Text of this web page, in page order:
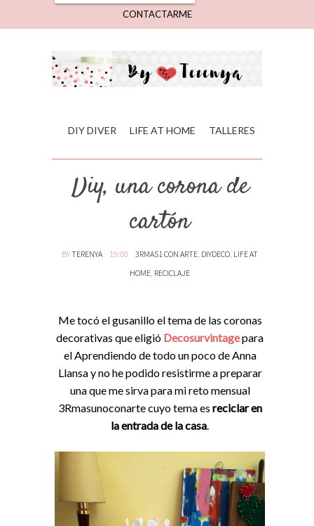
CONTACTARME
DIY DIVER LIFE AT HOME TALLERES
Diy, una corona de
cartón
BYTERENYA 19:00 3RMAS1 CON ARTE, DIYDECO, LIFE AT
HOME, RECICLAJE
Me tocó el gusanillo el tema de las coronas
decorativas que eligió Decosurvintagepara
el Aprendiendo de todo un poco de Anna
Llansa y no he podido resistirme a preparar
una que me sirva para mi reto mensual
3Rmasunoconarte cuyo tema es reciclar en
la entrada de la casa.